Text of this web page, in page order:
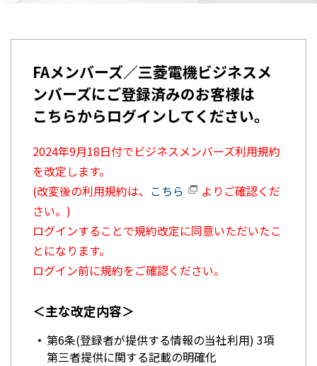
FAメンバーズ／三菱電機ビジネスメ
ンバーズにご登録済みのお客様は
こちらからログインしてください。
2024年9月18日付でビジネスメンバーズ利用規約
を改定します。
(改変後の利用規約は、 こちら
よりご確認くだ
さい。)
ログインすることで規約改定に同意いただいたこ
とになります。
ログイン前に規約をご確認ください。
＜主な改定内容＞
第6条(登録者が提供する情報の当社利用) 3項
第三者提供に関する記載の明確化